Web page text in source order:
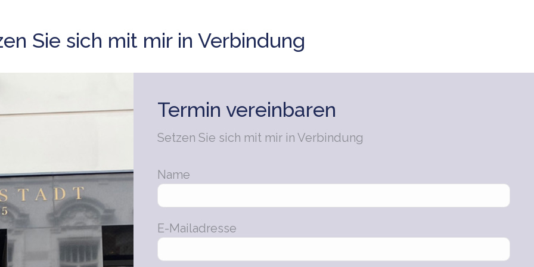
Sie sich mit mir in Verbindung
Termin vereinbaren
Setzen Sie sich mit mir in Verbindung
Name
E-Mailadresse